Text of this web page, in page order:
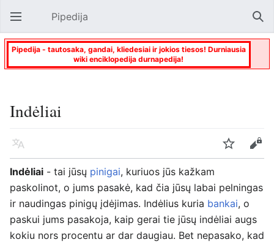
Atverti pagrindinį meniu Pipedija
Pipedija - tautosaka, gandai, kliedesiai ir jokios tiesos! Durniausia
wiki enciklopedija durnapedija!
Indėliai
Kalba Stebėti
Keisti
Indėliai - tai jūsų pinigai, kuriuos jūs kažkam
paskolinot, o jums pasakė, kad čia jūsų labai pelningas
ir naudingas pinigų įdėjimas. Indėlius kuria bankai, o
paskui jums pasakoja, kaip gerai tie jūsų indėliai augs
kokiu nors procentu ar dar daugiau. Bet nepasako, kad